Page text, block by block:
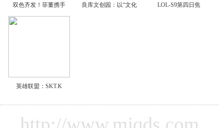
双色齐发！菲董携手 良库文创园：以“文化 LOL-S9第四日焦
英雄联盟：SKT.K